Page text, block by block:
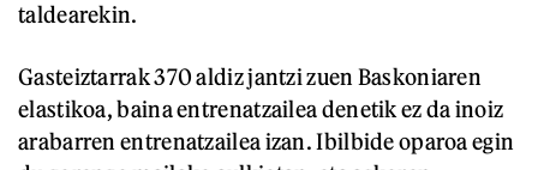
taldearekin.
Gasteiztarrak 370 aldiz jantzi zuen Baskoniaren
elastikoa, baina entrenatzailea denetik ez da inoiz
arabarren entrenatzailea izan. Ibilbide oparoa egin